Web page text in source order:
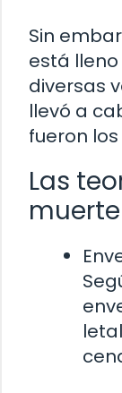
Sin
está
diversas
llevó a
fueron
Las
muerte